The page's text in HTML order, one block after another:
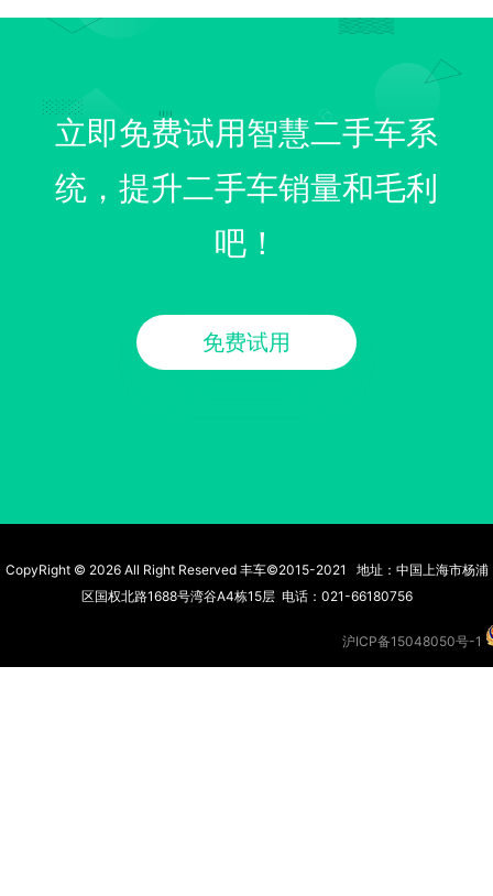
立即免费试用智慧二手车系
统，提升二手车销量和毛利
吧！
免费试用
CopyRight © 2026 All Right Reserved 丰车©2015-2021 地址：中国上海市杨浦
区国权北路1688号湾谷A4栋15层 电话：021-66180756
沪ICP备15048050号-1